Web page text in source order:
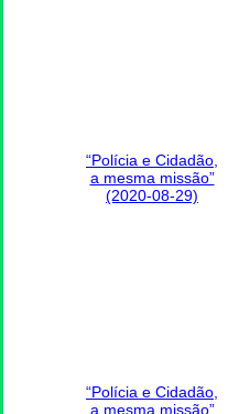
“Polícia e Cidadão,
a mesma missão”
(2020-08-29)
“Polícia e Cidadão,
a mesma missão”